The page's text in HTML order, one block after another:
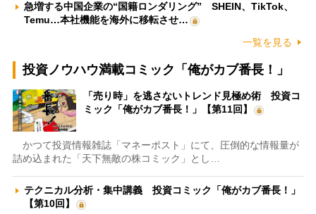
急増する中国企業の“国籍ロンダリング” SHEIN、TikTok、
Temu…本社機能を海外に移転させ…
一覧を見る
投資ノウハウ満載コミック「俺がカブ番長！」
「売り時」を逃さないトレンド見極め術 投資コ
ミック「俺がカブ番長！」【第11回】
かつて投資情報雑誌「マネーポスト」にて、圧倒的な情報量が
詰め込まれた「天下無敵の株コミック」とし…
テクニカル分析・集中講義 投資コミック「俺がカブ番長！」
【第10回】